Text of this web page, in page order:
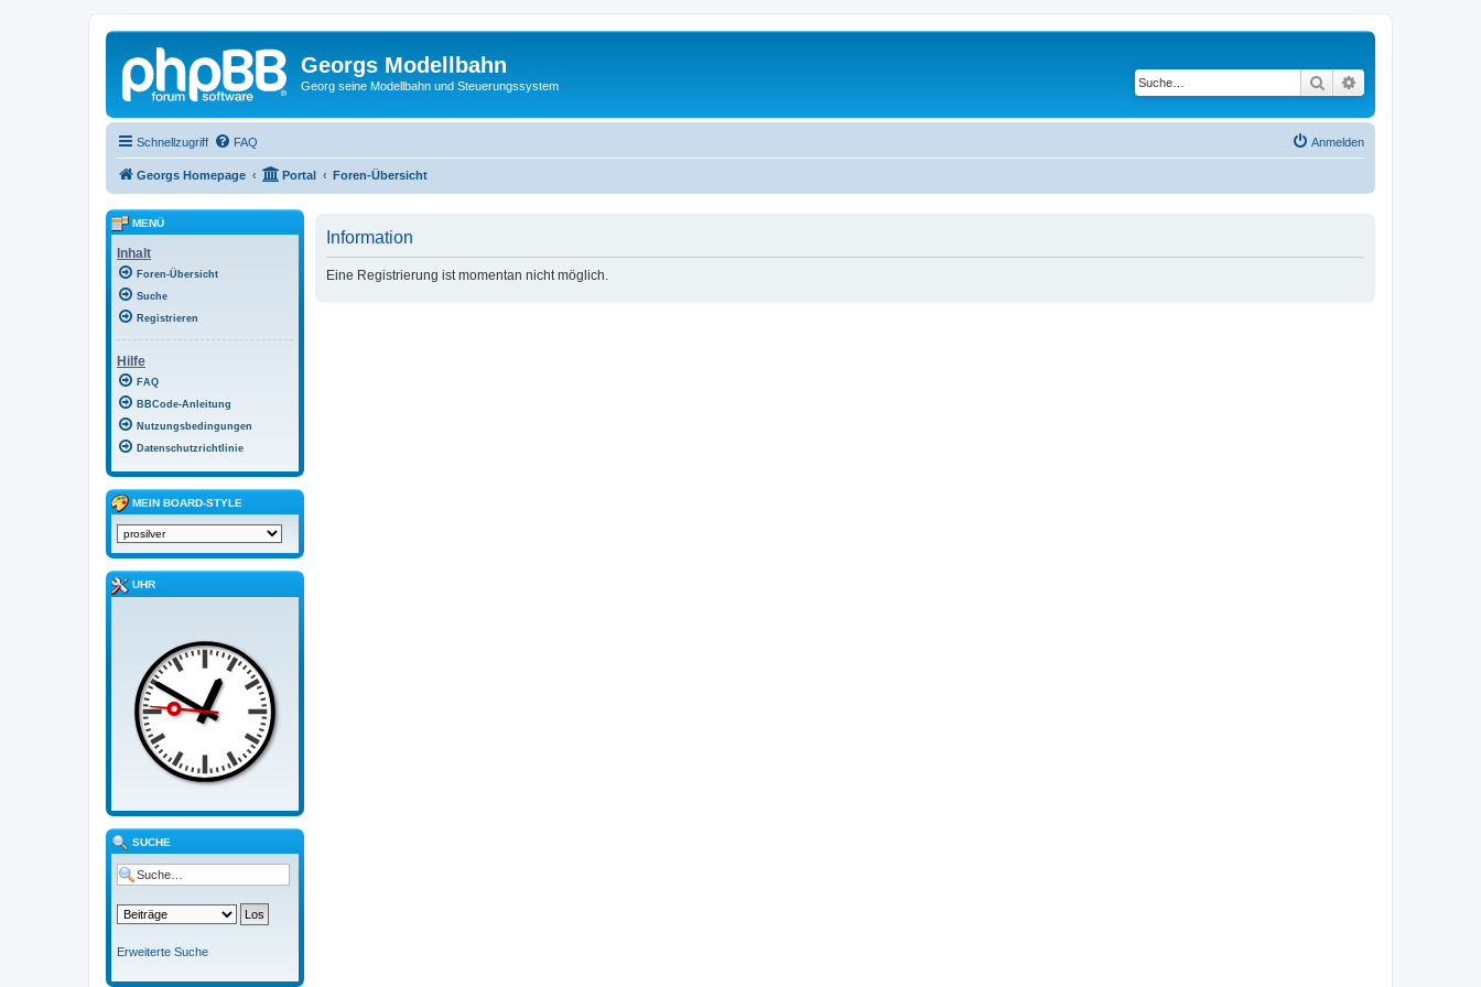
Georgs Modellbahn
Georg seine Modellbahn und Steuerungssystem Suche
Schnellzugriff FAQ Anmelden
Georgs Homepage Portal Foren-Übersicht
Information
Eine Registrierung ist momentan nicht möglich.
MENÜ
Inhalt
Foren-Übersicht
Suche
Registrieren
Hilfe
FAQ
BBCode-Anleitung
Nutzungsbedingungen
Datenschutzrichtlinie
MEIN BOARD-STYLE
UHR
SUCHE
Erweiterte Suche